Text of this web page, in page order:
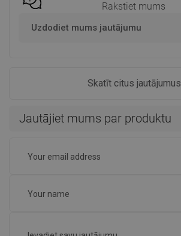
Rakstiet mums
Uzdodiet mums jautājumu
Skatīt citus jautājumus
Jautājiet mums par produktu